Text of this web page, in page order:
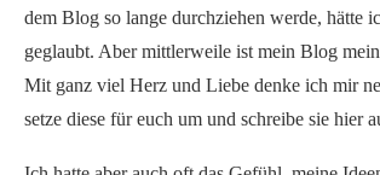
dem Blog so lange durchziehen werde, hätte
geglaubt. Aber mittlerweile ist mein Blog
Mit ganz viel Herz und Liebe denke ich mir
setze diese für euch um und schreibe sie hier